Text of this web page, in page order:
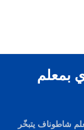
بمعلم
شاطوناف يتبخّر